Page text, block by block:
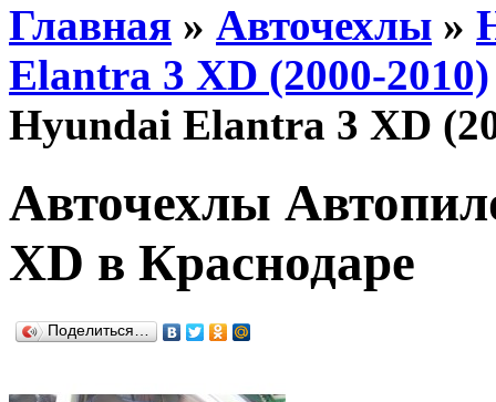
Главная » Авточехлы »
Elantra 3 XD (2000-2010)
Hyundai Elantra 3 XD
Авточехлы
XD в Краснодаре
Поделиться…